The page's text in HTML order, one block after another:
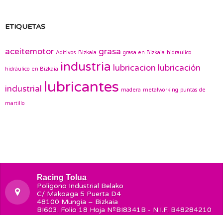
ETIQUETAS
aceitemotor Aditivos Bizkaia grasa grasa en Bizkaia hidraulico
hidráulico en Bizkaia industria lubricacion lubricación
industrial lubricantes madera metalworking puntas de
martillo
Racing Tolua
Polígono Industrial Belako
C/ Makoaga 5 Puerta D4
48100 Mungia – Bizkaia
BI603. Folio 18 Hoja NºBI8341B - N.I.F. B48284210